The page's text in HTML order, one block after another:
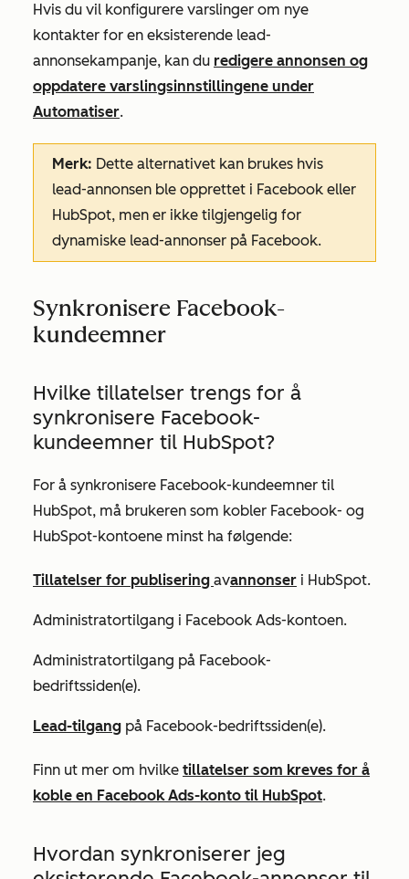
Hvis du vil konfigurere varslinger om nye
kontakter for en eksisterende lead-
annonsekampanje, kan du redigere annonsen og
oppdatere varslingsinnstillingene under
Automatiser.
Merk: Dette alternativet kan brukes hvis
lead-annonsen ble opprettet i Facebook eller
HubSpot, men er ikke tilgjengelig for
dynamiske lead-annonser på Facebook.
Synkronisere Facebook-
kundeemner
Hvilke tillatelser trengs for å
synkronisere Facebook-
kundeemner til HubSpot?
For å synkronisere Facebook-kundeemner til
HubSpot, må brukeren som kobler Facebook- og
HubSpot-kontoene minst ha følgende:
Tillatelser for publisering avannonser i HubSpot.
Administratortilgang i Facebook Ads-kontoen.
Administratortilgang på Facebook-
bedriftssiden(e).
Lead-tilgang på Facebook-bedriftssiden(e).
Finn ut mer om hvilke tillatelser som kreves for å
koble en Facebook Ads-konto til HubSpot.
Hvordan synkroniserer jeg